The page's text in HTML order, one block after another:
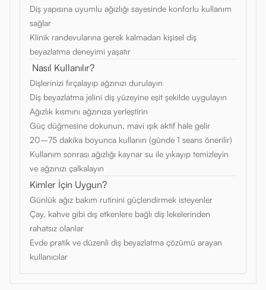
Diş yapısına uyumlu ağızlığı sayesinde konforlu kullanım
sağlar
Klinik randevularına gerek kalmadan kişisel diş
beyazlatma deneyimi yaşatır
Nasıl Kullanılır?
Dişlerinizi fırçalayıp ağzınızı durulayın
Diş beyazlatma jelini diş yüzeyine eşit şekilde uygulayın
Ağızlık kısmını ağzınıza yerleştirin
Güç düğmesine dokunun, mavi ışık aktif hale gelir
20–75 dakika boyunca kullanın (günde 1 seans önerilir)
Kullanım sonrası ağızlığı kaynar su ile yıkayıp temizleyin
ve ağzınızı çalkalayın
Kimler İçin Uygun?
Günlük ağız bakım rutinini güçlendirmek isteyenler
Çay, kahve gibi dış etkenlere bağlı diş lekelerinden
rahatsız olanlar
Evde pratik ve düzenli diş beyazlatma çözümü arayan
kullanıcılar